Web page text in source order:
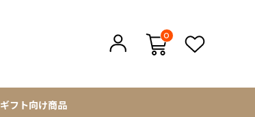
0
ギフト向け商品